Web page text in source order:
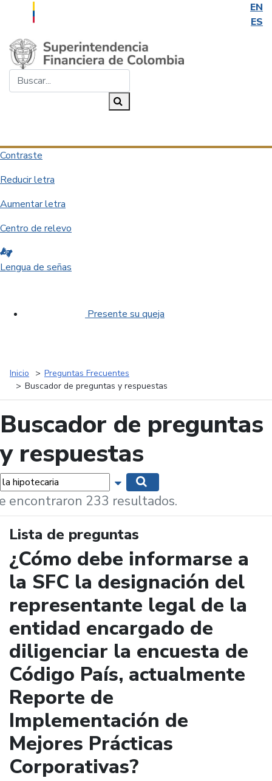
EN
ES
Saltar al contenido principal
Contraste
Reducir letra
Aumentar letra
Centro de relevo
Lengua de señas
Presente su queja
Inicio
Preguntas Frecuentes
Buscador de preguntas y respuestas
Buscador de preguntas
y respuestas
Mostrar opciones de búsqueda
encontraron 233 resultados.
Lista de preguntas
¿Cómo debe informarse a
la SFC la designación del
representante legal de la
entidad encargado de
diligenciar la encuesta de
Código País, actualmente
Reporte de
Implementación de
Mejores Prácticas
Corporativas?